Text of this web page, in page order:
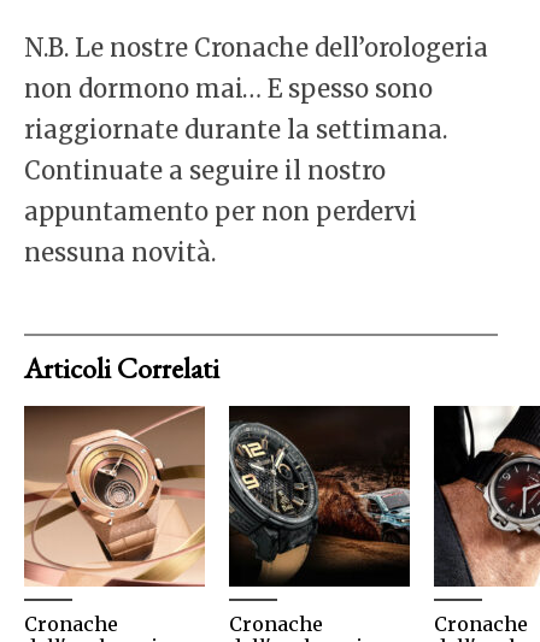
N.B. Le nostre Cronache dell’orologeria
non dormono mai… E spesso sono
riaggiornate durante la settimana.
Continuate a seguire il nostro
appuntamento per non perdervi
nessuna novità.
Articoli Correlati
Cronache
Cronache
Cronache